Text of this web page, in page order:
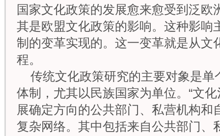
国家文化政策的发展愈来愈受到泛欧
其是欧盟文化政策的影响。这种影响
制的变革实现的。这一变革就是从文
程。
传统文化政策研究的主要对象是单
体制，尤其以民族国家为单位。“文
展确定方向的公共部门、私营机构和
复杂网络。其中包括来自公共部门、